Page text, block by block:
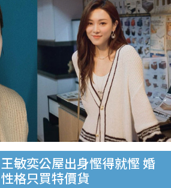
王敏奕公屋出身慳得就慳 婚
格只買特價貨